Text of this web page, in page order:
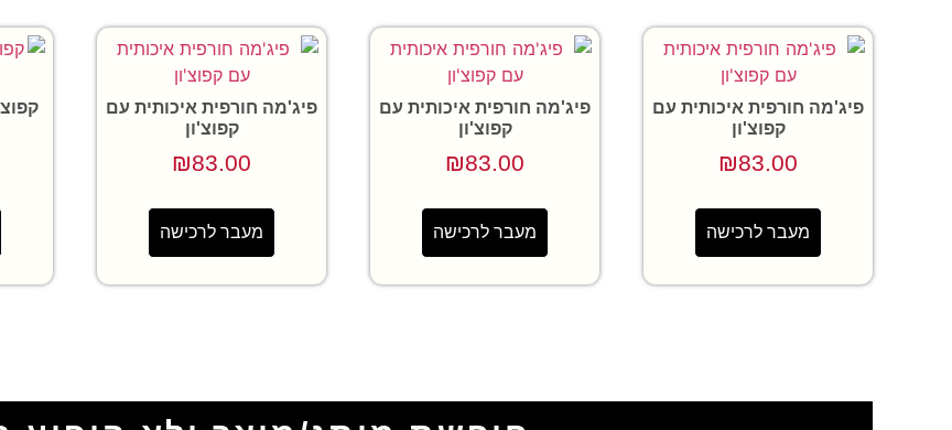
פיג'מה חורפית איכותית עם
קפוצ'ון
₪83.00
מעבר לרכישה
פיג'מה חורפית איכותית עם
קפוצ'ון
₪83.00
מעבר לרכישה
פיג'מה חורפית איכותית עם
קפוצ'ון
₪83.00
מעבר לרכישה